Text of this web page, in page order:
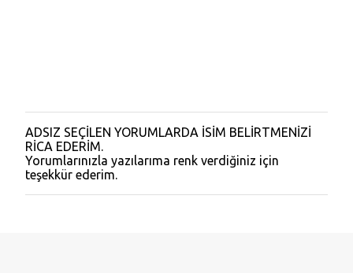
Y
o
r
u
m
ADSIZ SEÇİLEN YORUMLARDA İSİM BELİRTMENİZİ
RİCA EDERİM.
Yorumlarınızla yazılarıma renk verdiğiniz için
teşekkür ederim.